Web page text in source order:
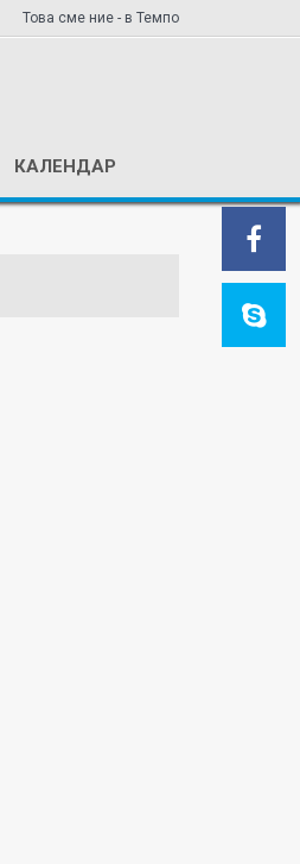
Това сме ние - в Темпо
КАЛЕНДАР